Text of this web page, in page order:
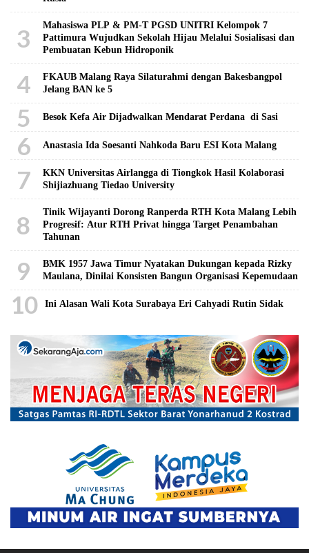
3
Mahasiswa PLP & PM-T PGSD UNITRI Kelompok 7
Pattimura Wujudkan Sekolah Hijau Melalui Sosialisasi dan
Pembuatan Kebun Hidroponik
4
FKAUB Malang Raya Silaturahmi dengan Bakesbangpol
Jelang BAN ke 5
5 Besok Kefa Air Dijadwalkan Mendarat Perdana di Sasi
6 Anastasia Ida Soesanti Nahkoda Baru ESI Kota Malang
7
KKN Universitas Airlangga di Tiongkok Hasil Kolaborasi ​
Shijiazhuang Tiedao University
8
Tinik Wijayanti Dorong Ranperda RTH Kota Malang Lebih
Progresif: Atur RTH Privat hingga Target Penambahan
Tahunan
9
BMK 1957 Jawa Timur Nyatakan Dukungan kepada Rizky
Maulana, Dinilai Konsisten Bangun Organisasi Kepemudaan
10 Ini Alasan Wali Kota Surabaya Eri Cahyadi Rutin Sidak